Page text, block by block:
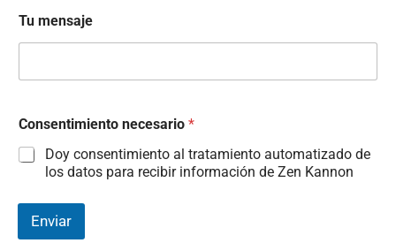
Tu mensaje
Consentimiento necesario *
Doy consentimiento al tratamiento automatizado de
los datos para recibir información de Zen Kannon
Enviar